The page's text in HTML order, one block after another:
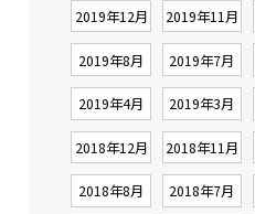
2019年12月 2019年11月
2019年8月 2019年7月
2019年4月 2019年3月
2018年12月 2018年11月
2018年8月 2018年7月